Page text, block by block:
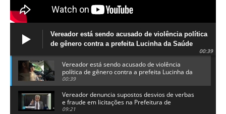
Vereador está sendo acusado de violência política
de gênero contra a prefeita Lucinha da Saúde
00:39
Vereador está sendo acusado de violência
política de gênero contra a prefeita Lucinha da
Saúde
00:39
Vereador denuncia supostos desvios de verbas
e fraude em licitações na Prefeitura de
Alhandra
09:21